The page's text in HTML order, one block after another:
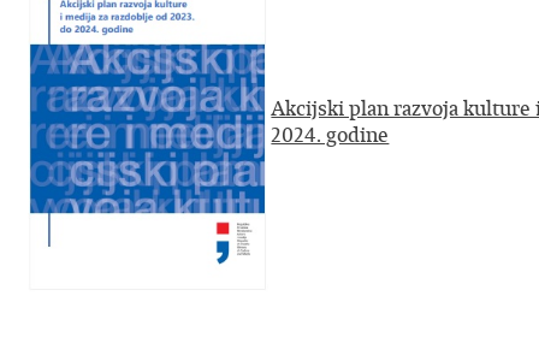
Akcijski plan razvoja kulture
2024. godine